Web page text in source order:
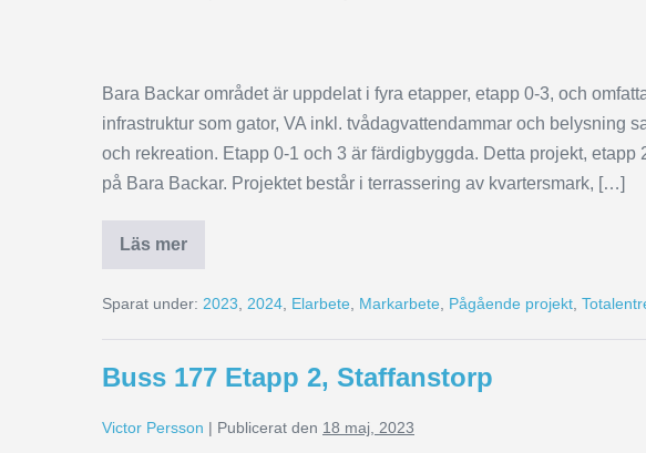
Bara Backar området är uppdelat i fyra etapper, etapp 0-3, och
infrastruktur som gator, VA inkl. tvådagvattendammar och belysning
och rekreation. Etapp 0-1 och 3 är färdigbyggda. Detta projekt, etapp
på Bara Backar. Projektet består i terrassering av kvartersmark, […]
Läs mer
Sparat under: 2023 2024 Elarbete Markarbete Pågående projekt
Buss 177 Etapp 2, Staffanstorp
Victor Persson | Publicerat den 18 maj, 2023